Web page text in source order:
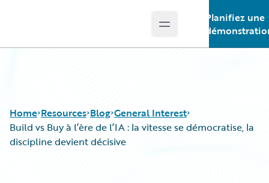
Open main menu
Planifiez une
Home Resources Blog General Interest
Build vs Buy à l’ère de l’IA : la vitesse se démocratise, la
discipline devient décisive